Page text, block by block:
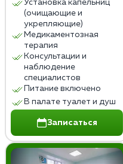
Установка капельниц
(очищающие и
укрепляющие)
Медикаментозная
терапия
Консультации и
наблюдение
специалистов
Питание включено
В палате туалет и душ
Записаться